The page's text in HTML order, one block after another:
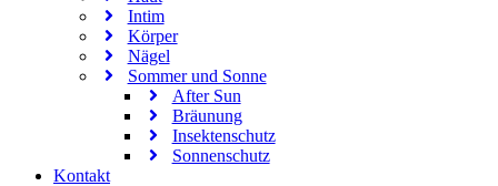
Intim
Körper
Nägel
Sommer und Sonne
After Sun
Bräunung
Insektenschutz
Sonnenschutz
Kontakt